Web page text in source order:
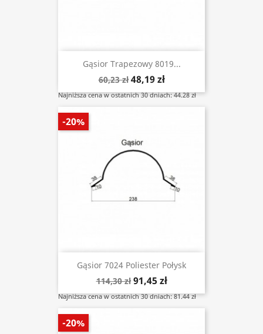
Gąsior Trapezowy 8019...
60,23 zł 48,19 zł
Najniższa cena w ostatnich 30 dniach: 44.28 zł
Gąsior 7024 Poliester Połysk
114,30 zł 91,45 zł
Najniższa cena w ostatnich 30 dniach: 81.44 zł
-20%
-20%